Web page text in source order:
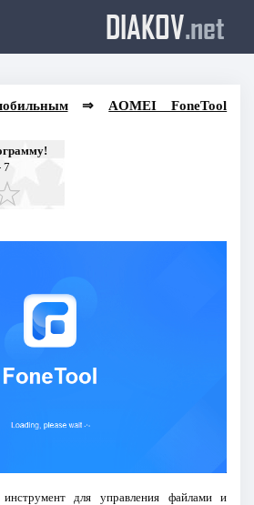
DIAKOV.net
⇒ AOMEI FoneTool
7
для управления файлами и